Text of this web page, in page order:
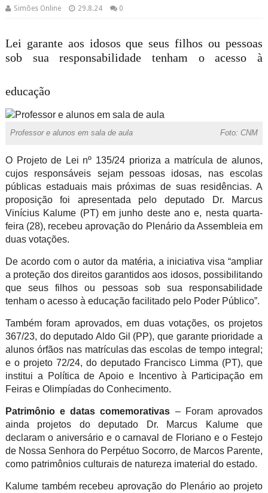
Simões Online 29.8.24 0
Lei garante aos idosos que seus filhos ou pessoas
sob sua responsabilidade tenham o acesso à
educação
Professor e alunos em sala de aula Foto: CNM
O Projeto de Lei nº 135/24 prioriza a matrícula de alunos,
cujos responsáveis sejam pessoas idosas, nas escolas
públicas estaduais mais próximas de suas residências. A
proposição foi apresentada pelo deputado Dr. Marcus
Vinícius Kalume (PT) em junho deste ano e, nesta quarta-
feira (28), recebeu aprovação do Plenário da Assembleia em
duas votações.
De acordo com o autor da matéria, a iniciativa visa “ampliar
a proteção dos direitos garantidos aos idosos, possibilitando
que seus filhos ou pessoas sob sua responsabilidade
tenham o acesso à educação facilitado pelo Poder Público”.
Também foram aprovados, em duas votações, os projetos
367/23, do deputado Aldo Gil (PP), que garante prioridade a
alunos órfãos nas matrículas das escolas de tempo integral;
e o projeto 72/24, do deputado Francisco Limma (PT), que
institui a Política de Apoio e Incentivo à Participação em
Feiras e Olimpíadas do Conhecimento.
Patrimônio e datas comemorativas – Foram aprovados
ainda projetos do deputado Dr. Marcus Kalume que
declaram o aniversário e o carnaval de Floriano e o Festejo
de Nossa Senhora do Perpétuo Socorro, de Marcos Parente,
como patrimônios culturais de natureza imaterial do estado.
Kalume também recebeu aprovação do Plenário ao projeto